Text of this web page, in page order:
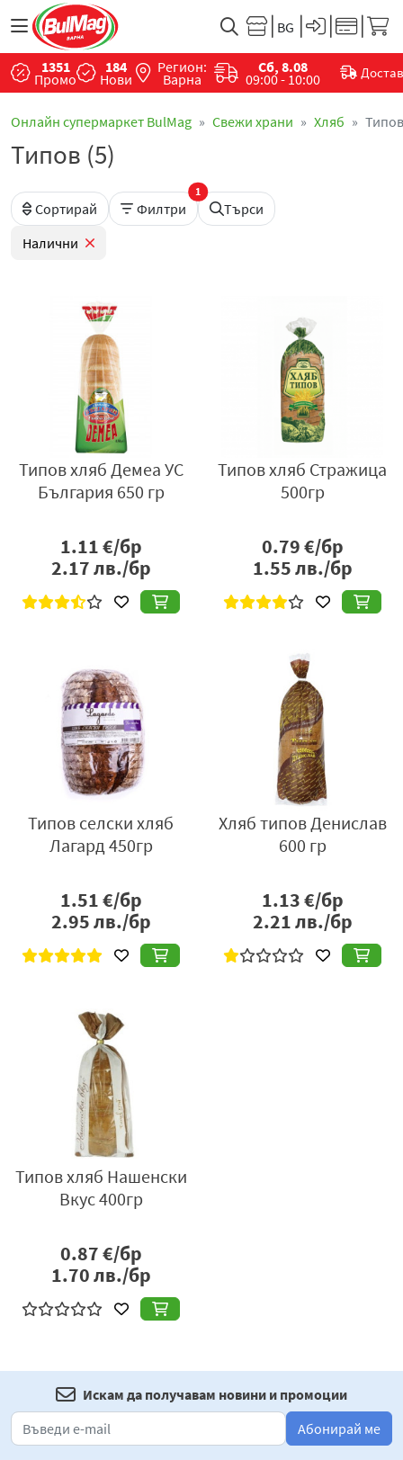
1351
Промо
184
Нови
Регион:
Варна
Сб, 8.08
09:00 - 10:00
Онлайн супермаркет BulMag Свежи храни Хляб Типов
Типов (5)
Сортирай Филтри
1
Търси
Налични
Типов хляб Демеа УС
България 650 гр
1.11€/бр
2.17лв./бр
Типов хляб Стражица
500гр
0.79€/бр
1.55лв./бр
Типов селски хляб
Лагард 450гр
1.51€/бр
2.95лв./бр
Хляб типов Денислав
600 гр
1.13€/бр
2.21лв./бр
Типов хляб Нашенски
Вкус 400гр
0.87€/бр
1.70лв./бр
Искам да получавам новини и промоции
Абонирай ме